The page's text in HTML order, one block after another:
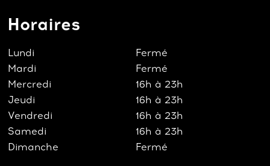
Horaires
Lundi
Fermé
Mardi
Fermé
Mercredi
16h à 23h
Jeudi
16h à 23h
Vendredi
16h à 23h
Samedi
16h à 23h
Dimanche
Fermé